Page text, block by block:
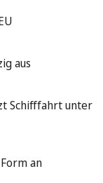
aus
Schifffahrt unter
an